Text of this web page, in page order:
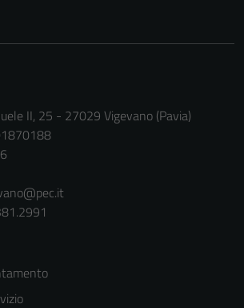
II, 25 - 27029 Vigevano (Pavia)
Questi cookie